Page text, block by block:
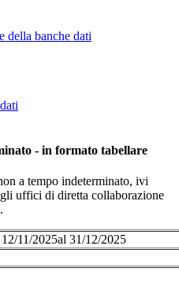
della banche dati
- in formato tabellare
a tempo indeterminato, ivi
uffici di diretta collaborazione
11/2025al 31/12/2025